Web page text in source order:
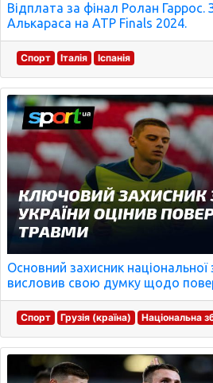
Відплата за фінал Ролан Гаррос.
Алькараса на ATP Finals 2024.
Спорт Італія Іспанія
Основний захисник національної
висловив свою думку щодо
Спорт Грузія (країна) Національна